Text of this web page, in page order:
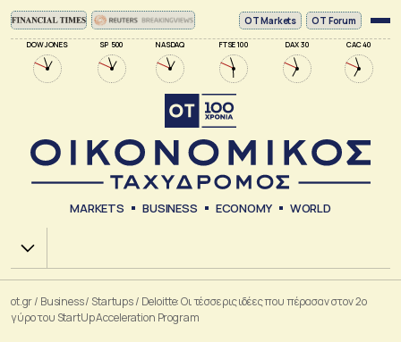
DOW JONES SP 500 NASDAQ FTSE 100 DAX 30 CAC 40
ΟΤ Markets OT Forum
MARKETS BUSINESS ECONOMY WORLD
Χ.Α.
ot.gr/ Business/ Startups/ Deloitte: Οι τέσσερις ιδέες που πέρασαν στον 2ο
γύρο του StartUp Acceleration Program